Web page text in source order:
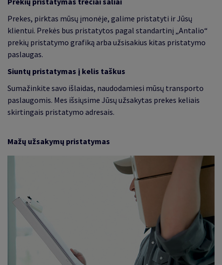
Prekes, pirktas mūsų įmonėje, galime pristatyti ir Jūsų
klientui. Prekės bus pristatytos pagal standartinį „Antalio“
prekių pristatymo grafiką arba užsisakius kitas pristatymo
paslaugas.
Siuntų pristatymas į kelis taškus
Sumažinkite savo išlaidas, naudodamiesi mūsų transporto
paslaugomis. Mes išsiųsime Jūsų užsakytas prekes keliais
skirtingais pristatymo adresais.
Mažų užsakymų pristatymas